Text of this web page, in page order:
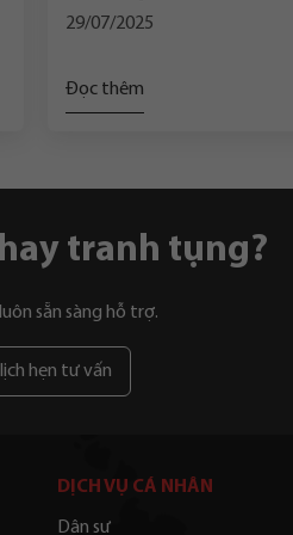
Thanh
29/07/2025
Đọc thêm
tranh tụng?
sẵn sàng hỗ trợ.
hẹn tư vấn
DỊCH VỤ CÁ NHÂN
Dân sự